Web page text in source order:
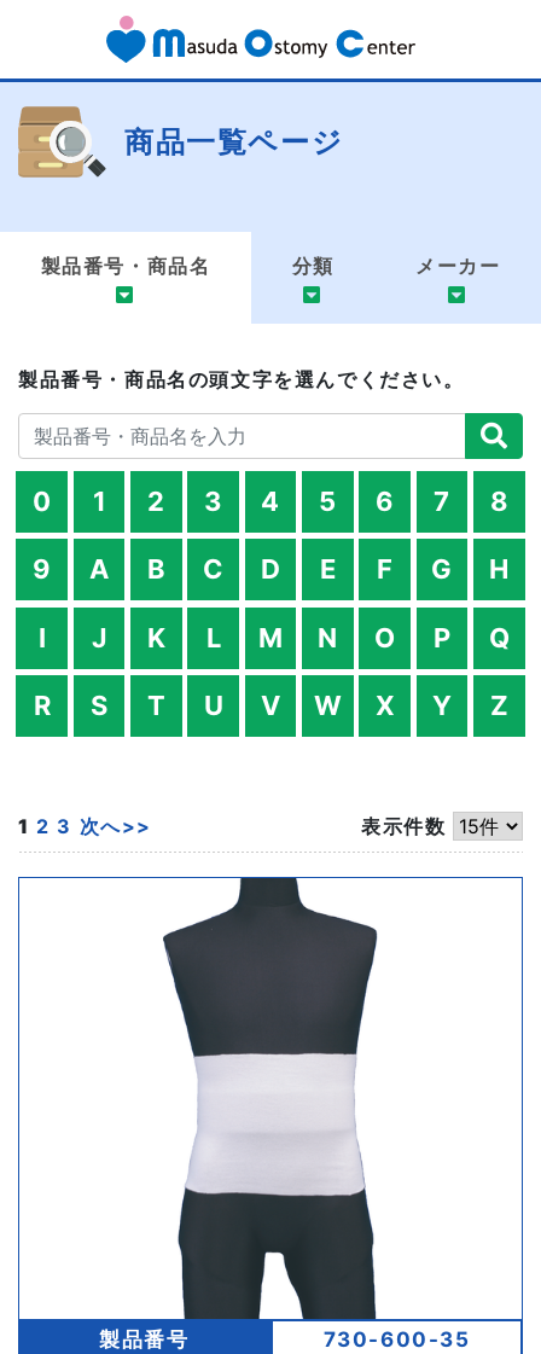
商品一覧ページ
製品番号・商品名 分類 メーカー
製品番号・商品名の頭文字を選んでください。
0 1 2 3 4 5 6 7 8
9 A B C D E F G H
I J K L M N O P Q
R S T U V W X Y Z
表示件数
1 2 3 次へ>>
製品番号 730-600-35